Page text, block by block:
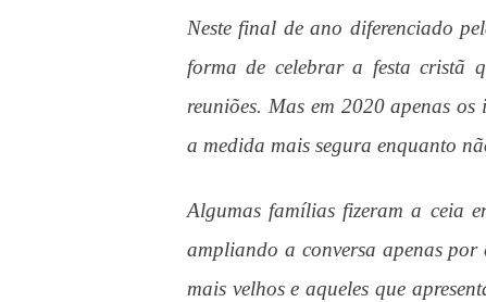
Neste final de ano diferenciado
forma de celebrar a festa cristã
reuniões. Mas em 2020 apenas
a medida mais segura enquanto
Algumas famílias fizeram a ceia
ampliando a conversa apenas
mais velhos e aqueles que